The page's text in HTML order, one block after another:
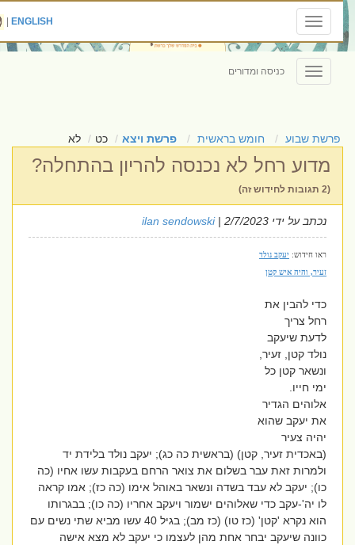
Toggle
navigation
ENGLISH
|
Toggle
navigation
כניסה ומדורים
פרשת שבוע חומש בראשית פרשת ויצא כט לא
מדוע רחל לא נכנסה להריון בהתחלה?
נכתב על ידי ilan sendowski| 2/7/2023
ראו חידוש:יעקב נולד
זעיר, והיה איש קטן
כדי להבין את
רחל צריך
לדעת שיעקב
נולד קטן, זעיר,
ונשאר קטן כל
ימי חייו.
אלוהים הגדיר
את יעקב שהוא
יהיה צעיר
(באכדית זעיר, קטן) (בראשית כה כג); יעקב נולד בלידת יד
ולמרות זאת עבר בשלום את צואר הרחם בעקבות עשו אחיו (כה
כו); יעקב לא עבד בשדה ונשאר באוהל אימו (כה כז); אמו קראה
לו יה'-עקב כדי שאלוהים ישמור ויעקב אחריו (כה כו);בבגרותו
הוא נקרא 'קטן' (כז טו) (כז מב); בגיל 40 עשו מביא שתי נשים עם
כוונה שיעקב יבחר אחת מהן לעצמו כי יעקב לא מצא אישה